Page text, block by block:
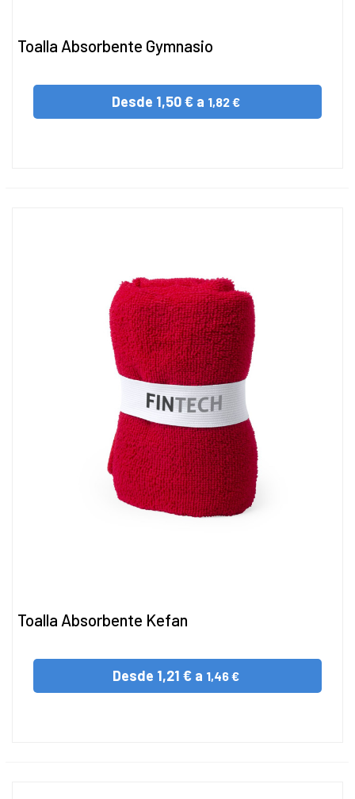
Toalla Absorbente Gymnasio
Desde 1,50 € a 1,82 €
Toalla Absorbente Kefan
Desde 1,21 € a 1,46 €